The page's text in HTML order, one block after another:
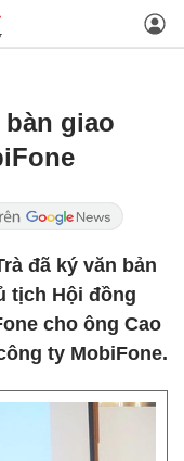
bàn giao
đã ký văn bản
tịch Hội đồng
cho ông Cao
ty MobiFone.